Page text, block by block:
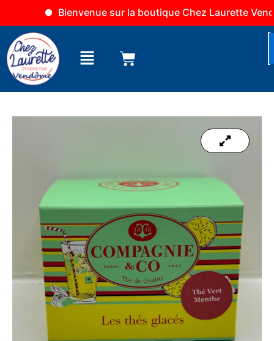
Bienvenue sur la boutique Chez Laurette Vendôme
contenu
Menu